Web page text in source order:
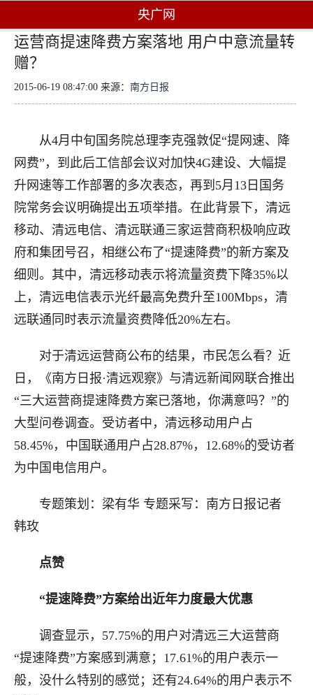
央广网
运营商提速降费方案落地 用户中意流量转
赠？
2015-06-19 08:47:00 来源： 南方日报
从4月中旬国务院总理李克强敦促“提网速、降
网费”，到此后工信部会议对加快4G建设、大幅提
升网速等工作部署的多次表态，再到5月13日国务
院常务会议明确提出五项举措。在此背景下，清远
移动、清远电信、清远联通三家运营商积极响应政
府和集团号召，相继公布了“提速降费”的新方案及
细则。其中，清远移动表示将流量资费下降35%以
上，清远电信表示光纤最高免费升至100Mbps，清
远联通同时表示流量资费降低20%左右。
对于清远运营商公布的结果，市民怎么看？近
日，《南方日报·清远观察》与清远新闻网联合推出
“三大运营商提速降费方案已落地，你满意吗？”的
大型问卷调查。受访者中，清远移动用户占
58.45%，中国联通用户占28.87%，12.68%的受访者
为中国电信用户。
专题策划：梁有华 专题采写：南方日报记者
韩玫
点赞
“提速降费”方案给出近年力度最大优惠
调查显示，57.75%的用户对清远三大运营商
“提速降费”方案感到满意；17.61%的用户表示一
般，没什么特别的感觉；还有24.64%的用户表示不